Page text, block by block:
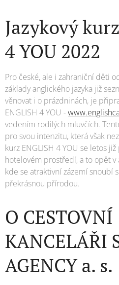
Jazykový
4 YOU 2022
Pro české, ale i zahraniční děti
základy anglického jazyka již
věnovat i o prázdninách, je
ENGLISH 4 YOU -
vedením rodilých mluvčích.
pro svou intenzitu, která však
kurz ENGLISH 4 YOU se letos
hotelovém prostředí, a to opět v
kde se atraktivní zázemí snoubí
překrásnou přírodou.
O CESTOVNÍ
KANCELÁŘI
AGENCY a. s.